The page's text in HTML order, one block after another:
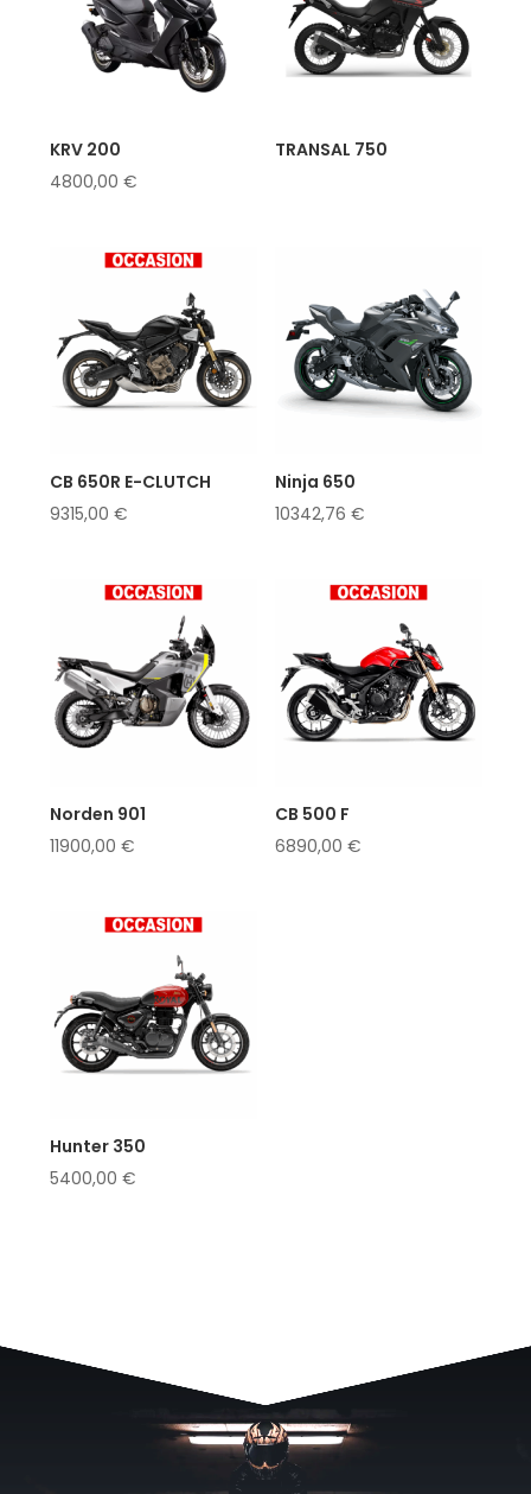
KRV 200
4800,00 €
TRANSAL 750
CB 650R E-CLUTCH
9315,00 €
Ninja 650
10342,76 €
Norden 901
11900,00 €
CB 500 F
6890,00 €
Hunter 350
5400,00 €